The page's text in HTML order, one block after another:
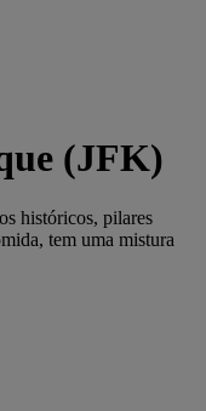
(JFK)
históricos, pilares
tem uma mistura